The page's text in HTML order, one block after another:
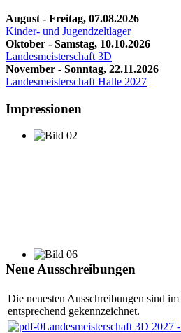
August - Freitag, 07.08.2026
Kinder- und Jugendzeltlager
Oktober - Samstag, 10.10.2026
Landesmeisterschaft 3D
November - Sonntag, 22.11.2026
Landesmeisterschaft Halle 2027
Impressionen
Neue Ausschreibungen
Die neuesten Ausschreibungen sind
entsprechend gekennzeichnet.
Landesmeisterschaft 3D 2027